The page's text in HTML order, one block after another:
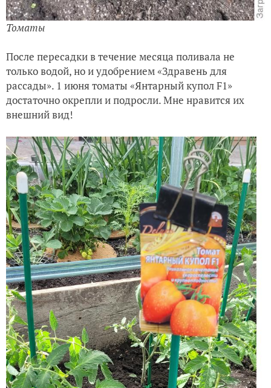
Томаты
После пересадки в течение месяца поливала не
только водой, но и удобрением «Здравень для
рассады». 1 июня томаты «Янтарный купол F1»
достаточно окрепли и подросли. Мне нравится их
внешний вид!